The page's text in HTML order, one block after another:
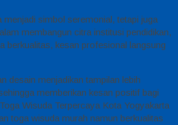
menjadi simbol seremonial, tetapi juga
membangun citra institusi pendidikan,
berkualitas, kesan profesional langsung
desain menjadikan tampilan lebih
memberikan kesan positif bagi
Wisuda Terpercaya Kota Yogyakarta
toga wisuda murah namun berkualitas